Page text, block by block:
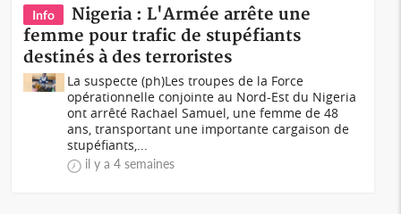
Info
Nigeria : L'Armée arrête une
femme pour trafic de stupéfiants
destinés à des terroristes
La suspecte (ph)Les troupes de la Force
opérationnelle conjointe au Nord-Est du Nigeria
ont arrêté Rachael Samuel, une femme de 48
ans, transportant une importante cargaison de
stupéfiants,...
il y a 4 semaines